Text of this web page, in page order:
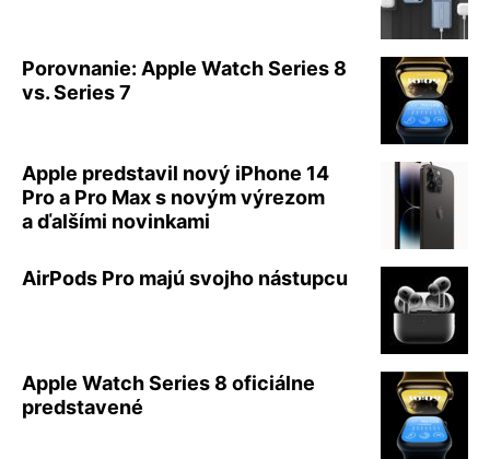
Porovnanie: Apple Watch Series 8
vs. Series 7
Apple predstavil nový iPhone 14
Pro a Pro Max s novým výrezom
a ďalšími novinkami
AirPods Pro majú svojho nástupcu
Apple Watch Series 8 oficiálne
predstavené